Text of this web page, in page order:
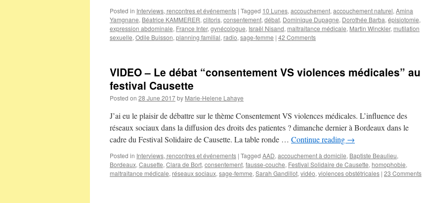
Posted in Interviews, rencontres et événements | Tagged 10 Lunes, accouchement, accouchement naturel, Amina
Yamgnane, Béatrice KAMMERER, clitoris, consentement, débat, Dominique Dupagne, Dorothée Barba, épisiotomie,
expression abdominale, France Inter, gynécologue, Israël Nisand, maltraitance médicale, Martin Winckler, mutilation
sexuelle, Odile Buisson, planning familial, radio, sage-femme | 42 Comments
VIDEO – Le débat “consentement VS violences médicales” au
festival Causette
Posted on 28 June 2017by Marie-Helene Lahaye
J’ai eu le plaisir de débattre sur le thème Consentement VS violences médicales. L’influence des
réseaux sociaux dans la diffusion des droits des patientes ? dimanche dernier à Bordeaux dans le
cadre du Festival Solidaire de Causette. La table ronde … Continue reading →
Posted in Interviews, rencontres et événements | Tagged AAD, accouchement à domicile, Baptiste Beaulieu,
Bordeaux, Causette, Clara de Bort, consentement, fausse-couche, Festival Solidaire de Causette, homophobie,
maltraitance médicale, réseaux sociaux, sage-femme, Sarah Gandillot, vidéo, violences obstétricales | 23 Comments